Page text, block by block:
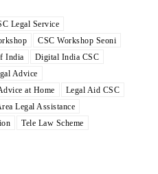
Legal Service
CSC Workshop Seoni
India
Digital India CSC
Advice
at Home
Legal Aid CSC
Legal Assistance
Tele Law Scheme